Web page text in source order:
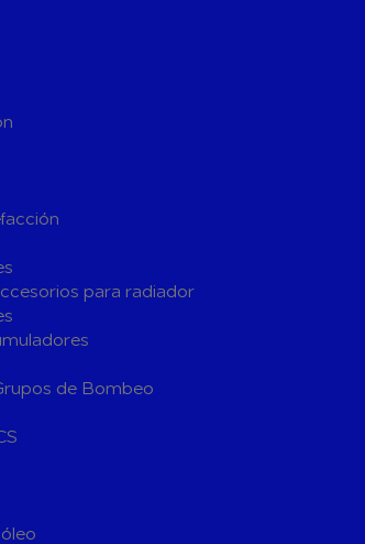
de Uso General
y Pulido
Eléctricas
para radiador
de Bombeo